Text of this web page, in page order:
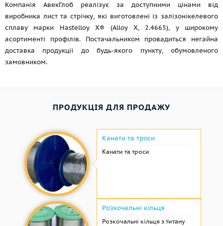
Компанія АвекГлоб реалізує за доступними цінами від
виробника лист та стрічку, які виготовлені із залізонікелевого
сплаву марки Hastelloy X® (Alloy X, 2.4665), у широкому
асортименті профілів. Постачальником провадиться негайна
доставка продукції до будь-якого пункту, обумовленого
замовником.
ПРОДУКЦІЯ ДЛЯ ПРОДАЖУ
Канати та троси
Канати та троси
Розкочальні кільця
Розкочальні кільця з титану